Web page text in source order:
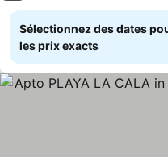
Sélectionnez des dates
les prix exacts